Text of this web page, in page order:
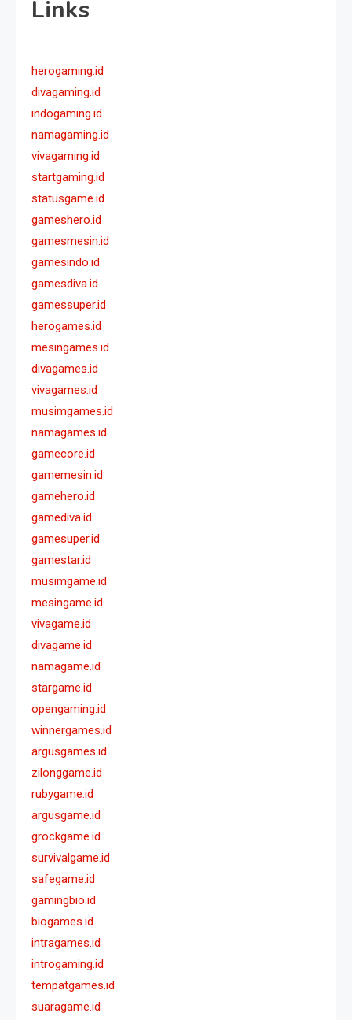
Links
herogaming.id
divagaming.id
indogaming.id
namagaming.id
vivagaming.id
startgaming.id
statusgame.id
gameshero.id
gamesmesin.id
gamesindo.id
gamesdiva.id
gamessuper.id
herogames.id
mesingames.id
divagames.id
vivagames.id
musimgames.id
namagames.id
gamecore.id
gamemesin.id
gamehero.id
gamediva.id
gamesuper.id
gamestar.id
musimgame.id
mesingame.id
vivagame.id
divagame.id
namagame.id
stargame.id
opengaming.id
winnergames.id
argusgames.id
zilonggame.id
rubygame.id
argusgame.id
grockgame.id
survivalgame.id
safegame.id
gamingbio.id
biogames.id
intragames.id
introgaming.id
tempatgames.id
suaragame.id